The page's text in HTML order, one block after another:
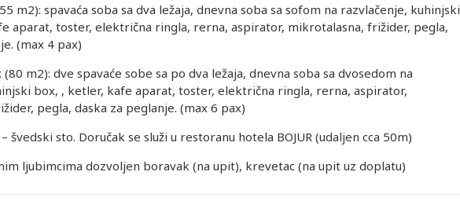
m2): spavaća soba sa dva ležaja, dnevna soba sa sofom na razvlačenje, kuhinjski
aparat, toster, električna ringla, rerna, aspirator, mikrotalasna, frižider, pegla,
(max 4 pax)
m2): dve spavaće sobe sa po dva ležaja, dnevna soba sa dvosedom na
box, , ketler, kafe aparat, toster, električna ringla, rerna, aspirator,
pegla, daska za peglanje. (max 6 pax)
švedski sto. Doručak se služi u restoranu hotela BOJUR (udaljen cca 50m)
ljubimcima dozvoljen boravak (na upit), krevetac (na upit uz doplatu)